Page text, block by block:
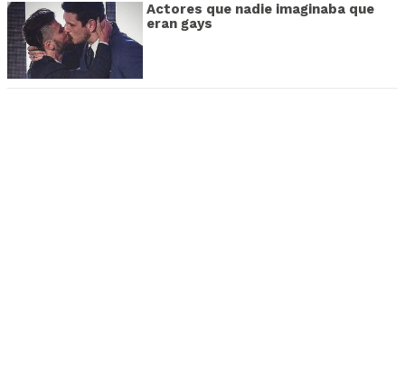
Actores que nadie imaginaba que
eran gays